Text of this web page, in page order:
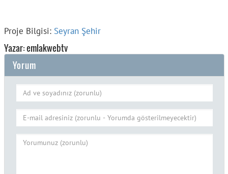
Proje Bilgisi: Seyran Şehir
Yazar: emlakwebtv
Yorum